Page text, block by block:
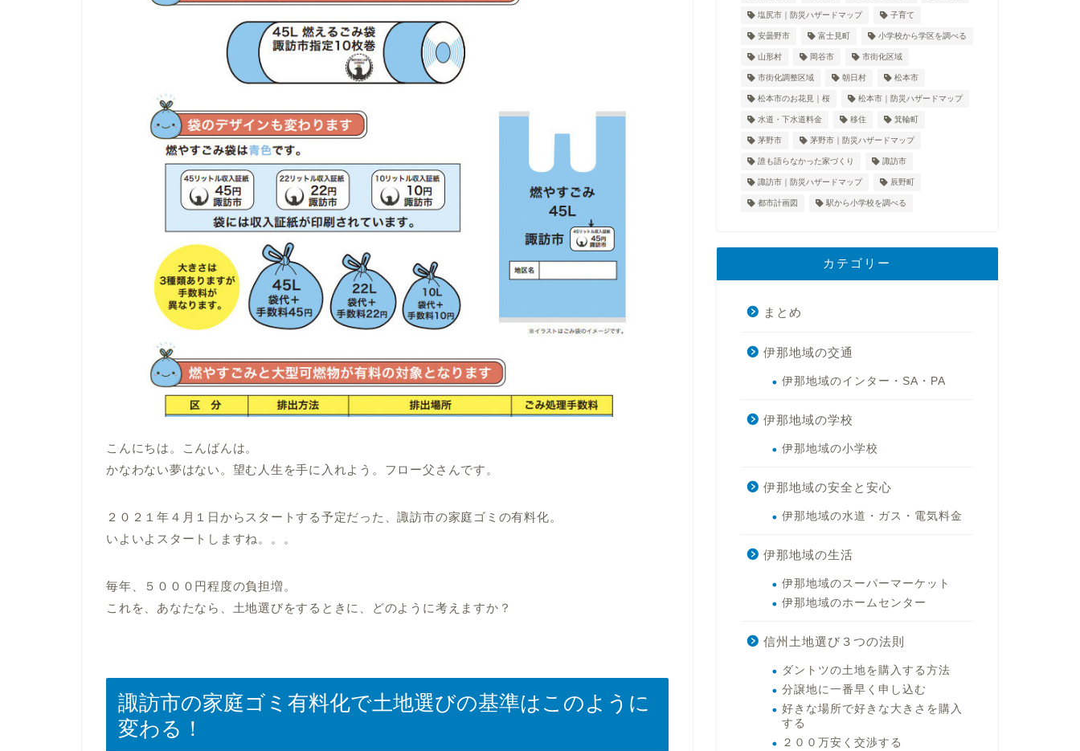
こんにちは。こんばんは。
かなわない夢はない。望む人生を手に入れよう。フロー父さんです。
２０２１年４月１日からスタートする予定だった、諏訪市の家庭ゴミの有料化。
いよいよスタートしますね。。。
毎年、５０００円程度の負担増。
これを、あなたなら、土地選びをするときに、どのように考えますか？
諏訪市の家庭ゴミ有料化で土地選びの基準はこのように
変わる！
塩尻市｜防災ハザードマップ 子育て
安曇野市 富士見町 小学校から学区を調べる
山形村 岡谷市 市街化区域
市街化調整区域 朝日村 松本市
松本市のお花見｜桜 松本市｜防災ハザードマップ
水道・下水道料金 移住 箕輪町
茅野市 茅野市｜防災ハザードマップ
誰も語らなかった家づくり 諏訪市
諏訪市｜防災ハザードマップ 辰野町
都市計画図 駅から小学校を調べる
カテゴリー
まとめ
伊那地域の交通
伊那地域のインター・SA・PA
伊那地域の学校
伊那地域の小学校
伊那地域の安全と安心
伊那地域の水道・ガス・電気料金
伊那地域の生活
伊那地域のスーパーマーケット
伊那地域のホームセンター
信州土地選び３つの法則
ダントツの土地を購入する方法
分譲地に一番早く申し込む
好きな場所で好きな大きさを購入
する
２００万安く交渉する